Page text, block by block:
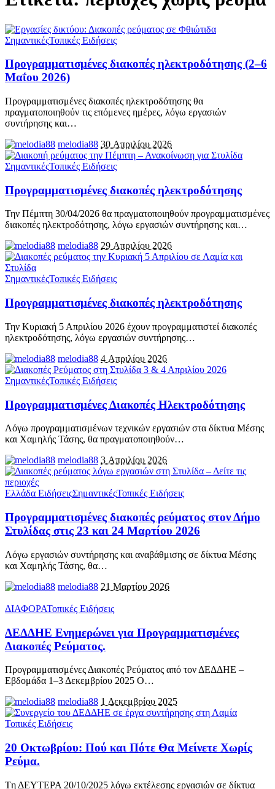
ΣημαντικέςΤοπικές Ειδήσεις
Προγραμματισμένες διακοπές ηλεκτροδότησης (2–6
Μαΐου 2026)
Προγραμματισμένες διακοπές ηλεκτροδότησης θα
πραγματοποιηθούν τις επόμενες ημέρες, λόγω εργασιών
συντήρησης και…
melodia88 30 Απριλίου 2026
ΣημαντικέςΤοπικές Ειδήσεις
Προγραμματισμένες διακοπές ηλεκτροδότησης
Την Πέμπτη 30/04/2026 θα πραγματοποιηθούν προγραμματισμένες
διακοπές ηλεκτροδότησης, λόγω εργασιών συντήρησης και…
melodia88 29 Απριλίου 2026
ΣημαντικέςΤοπικές Ειδήσεις
Προγραμματισμένες διακοπές ηλεκτροδότησης
Την Κυριακή 5 Απριλίου 2026 έχουν προγραμματιστεί διακοπές
ηλεκτροδότησης, λόγω εργασιών συντήρησης…
melodia88 4 Απριλίου 2026
ΣημαντικέςΤοπικές Ειδήσεις
Προγραμματισμένες Διακοπές Ηλεκτροδότησης
Λόγω προγραμματισμένων τεχνικών εργασιών στα δίκτυα Μέσης
και Χαμηλής Τάσης, θα πραγματοποιηθούν…
melodia88 3 Απριλίου 2026
Ελλάδα ΕιδήσειςΣημαντικέςΤοπικές Ειδήσεις
Προγραμματισμένες διακοπές ρεύματος στον Δήμο
Στυλίδας στις 23 και 24 Μαρτίου 2026
Λόγω εργασιών συντήρησης και αναβάθμισης σε δίκτυα Μέσης
και Χαμηλής Τάσης, θα…
melodia88 21 Μαρτίου 2026
ΔΙΑΦΟΡΑΤοπικές Ειδήσεις
ΔΕΔΔΗΕ Ενημερώνει για Προγραμματισμένες
Διακοπές Ρεύματος.
Προγραμματισμένες Διακοπές Ρεύματος από τον ΔΕΔΔΗΕ –
Εβδομάδα 1–3 Δεκεμβρίου 2025 Ο…
melodia88 1 Δεκεμβρίου 2025
Τοπικές Ειδήσεις
20 Οκτωβρίου: Πού και Πότε Θα Μείνετε Χωρίς
Ρεύμα.
Tη ΔΕΥΤΕΡΑ 20/10/2025 λόγω εκτέλεσης εργασιών σε δίκτυα